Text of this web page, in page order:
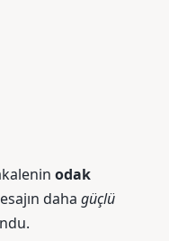
odak
daha güçlü